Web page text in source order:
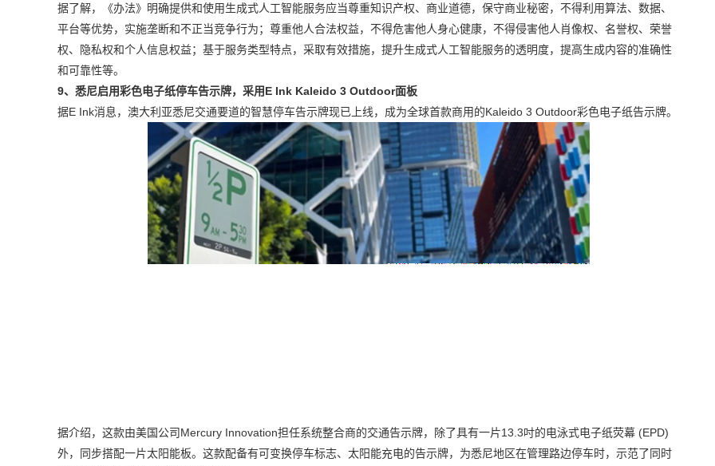
据了解，《办法》明确提供和使用生成式人工智能服务应当尊重知识产权、商业道德，保守商业秘密，不得利用算法、数据、
平台等优势，实施垄断和不正当竞争行为；尊重他人合法权益，不得危害他人身心健康，不得侵害他人肖像权、名誉权、荣誉
权、隐私权和个人信息权益；基于服务类型特点，采取有效措施，提升生成式人工智能服务的透明度，提高生成内容的准确性
和可靠性等。
9、悉尼启用彩色电子纸停车告示牌，采用E Ink Kaleido 3 Outdoor面板
据E Ink消息，澳大利亚悉尼交通要道的智慧停车告示牌现已上线，成为全球首款商用的Kaleido 3 Outdoor彩色电子纸告示牌。
据介绍，这款由美国公司Mercury Innovation担任系统整合商的交通告示牌，除了具有一片13.3吋的电泳式电子纸荧幕 (EPD)
外，同步搭配一片太阳能板。这款配备有可变换停车标志、太阳能充电的告示牌，为悉尼地区在管理路边停车时，示范了同时